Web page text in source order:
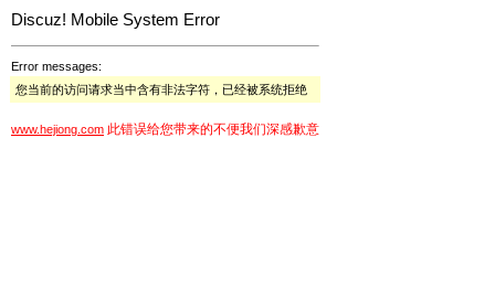
Discuz! Mobile System Error
Error messages:
您当前的访问请求当中含有非法字符，已经被系统拒绝
www.hejiong.com 此错误给您带来的不便我们深感歉意